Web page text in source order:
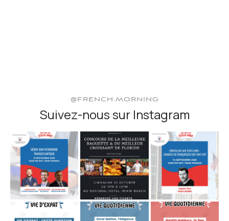
@FRENCH.MORNING
Suivez-nous sur Instagram